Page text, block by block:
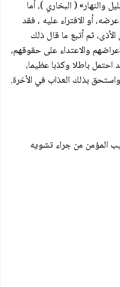
والنهار» ( البخاري )، أما
أو الافتراء عليه ، فقد
ثم أتبع ما قال ذلك
والاعتداء على حقوقهم،
باطلا وكذبا عظيما،
بذلك العذاب في الأخرة.
المؤمن من جراء تشويه